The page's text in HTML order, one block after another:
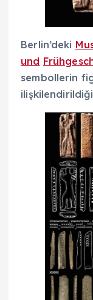
Berlin’deki
und
sembollerin